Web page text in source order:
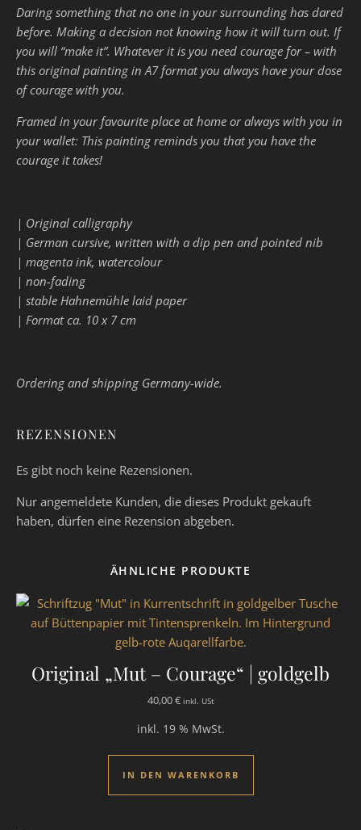
Daring something that no one in your surrounding has dared
before. Making a decision not knowing how it will turn out. If
you will “make it”. Whatever it is you need courage for – with
this original painting in A7 format you always have your dose
of courage with you.
Framed in your favourite place at home or always with you in
your wallet: This painting reminds you that you have the
courage it takes!
| Original calligraphy
| German cursive, written with a dip pen and pointed nib
| magenta ink, watercolour
| non-fading
| stable Hahnemühle laid paper
| Format ca. 10 x 7 cm
Ordering and shipping Germany-wide.
REZENSIONEN
Es gibt noch keine Rezensionen.
Nur angemeldete Kunden, die dieses Produkt gekauft
haben, dürfen eine Rezension abgeben.
ÄHNLICHE PRODUKTE
Original „Mut – Courage“ | goldgelb
40,00€ inkl. USt
inkl. 19 % MwSt.
IN DEN WARENKORB